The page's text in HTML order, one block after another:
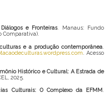
e Fronteiras. Manaus: Fundo
Comparativa).
e a produção contemporânea
. Acesso
Histórico e Cultural: A Estrada de
2025.
Culturais: O Complexo da EFMM